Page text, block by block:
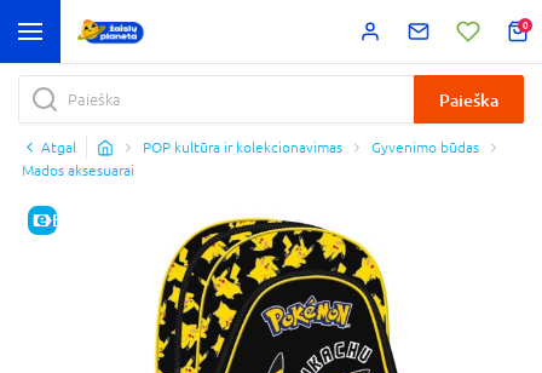
0
Paieška
Atgal POP kultūra ir kolekcionavimas
Gyvenimo būdas
Mados aksesuarai
E-KAINA